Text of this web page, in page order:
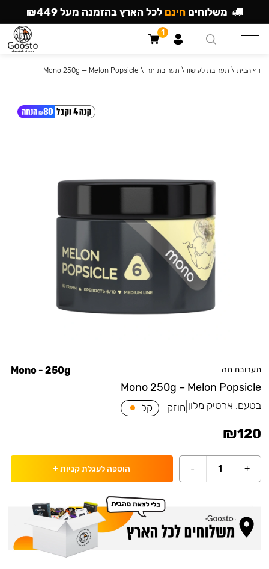
תערובת תה
Mono 250g – Melon Popsicle
Mono - 250g
בטעם: ארטיק מלון חוזק קל
₪120
+
1
- הוספה לעגלת קניות +
דף הבית \ תערובת לעישון \ תערובת תה \
Mono 250g — Melon Popsicle
משלוחים חינם לכל הארץ בהזמנה מעל ₪449
1